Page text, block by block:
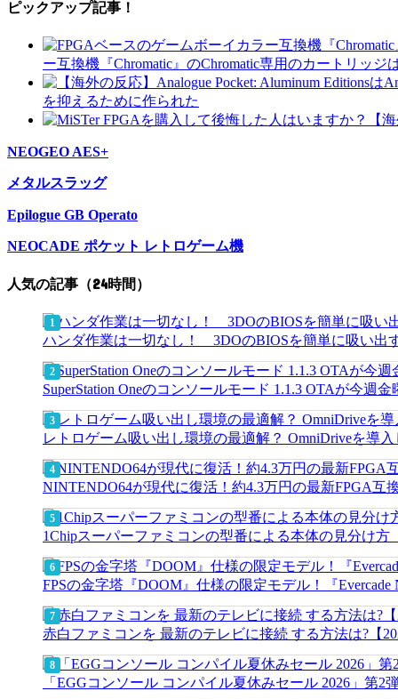
ピックアップ記事！
ー互換機『Chromatic』のChromatic専用のカートリッ
を抑えるために作られた
NEOGEO AES+
メタルスラッグ
Epilogue GB Operato
NEOCADE ポケット レトロゲーム機
人気の記事（24時間）
ハンダ作業は一切なし！ 3DOのBIOSを簡単に吸い出
SuperStation Oneのコンソールモード 1.1.3 OTAが今週
レトロゲーム吸い出し環境の最適解？ OmniDriveを導
NINTENDO64が現代に復活！約4.3万円の最新FPGA互
1Chipスーパーファミコンの型番による本体の見分け方
FPSの金字塔『DOOM』仕様の限定モデル！『
赤白ファミコンを 最新のテレビに接続 する方法は?【
「EGGコンソール コンパイル夏休みセール 2026」第